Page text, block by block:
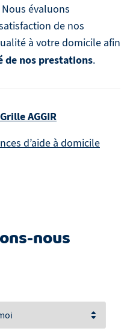
évaluons
de nos
à votre domicile afin
de nos prestations.
Grille AGGIR
d’aide à domicile
nous